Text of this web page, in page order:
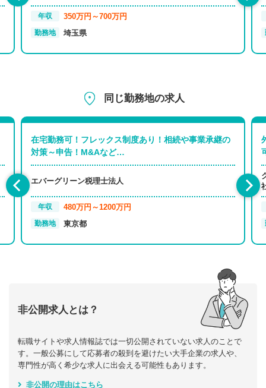
年収 350万円～700万円
勤務地 埼玉県
同じ勤務地の求人
在宅勤務可！フレックス制度あり！相続や事業承継の
対策～申告！M&Aなど…
エバーグリーン税理士法人
年収 480万円～1200万円
勤務地 東京都
非公開求人とは？
転職サイトや求人情報誌では一切公開されていない求人のことで
す。一般公募にして応募者の殺到を避けたい大手企業の求人や、
専門性が高く希少な求人に出会える可能性もあります。
非公開の理由はこちら